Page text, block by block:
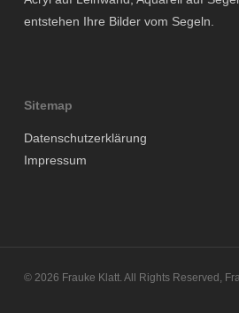
entstehen Ihre Bilder vom Segeln.
Sitemap
Datenschutzerklärung
Impressum
© 2026 Frauke Klatt. All Rights Reserved,